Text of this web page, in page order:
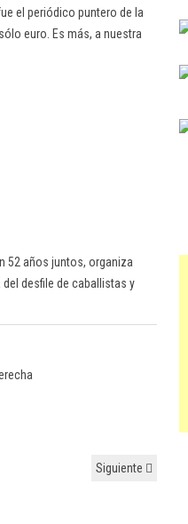
el periódico puntero de la
euro. Es más, a nuestra
52 años juntos, organiza
desfile de caballistas y
Siguiente